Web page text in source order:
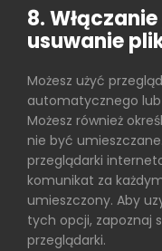
8.
usuwanie
Możesz użyć
automatycznego
Możesz również
nie być
przeglądarki
komunikat za
umieszczony. Aby
tych opcji, zapoznaj
przeglądarki.